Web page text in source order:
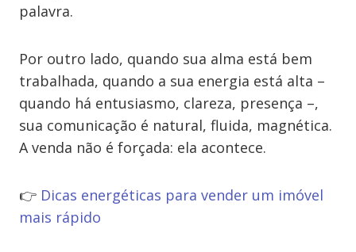
palavra.
Por outro lado, quando sua alma está bem
trabalhada, quando a sua energia está alta –
quando há entusiasmo, clareza, presença –,
sua comunicação é natural, fluida, magnética.
A venda não é forçada: ela acontece.
👉 Dicas energéticas para vender um imóvel
mais rápido